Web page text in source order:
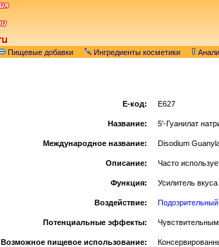
Пищевые добавки Ингредиенты косметики
E-код: E627
Название: 5'-Гуанилат
Международное название: Disodium
Описание: Часто
Функция: Усилитель вкуса
Воздействие: Подозрительный
Потенциальные эффекты:
Возможное пищевое использование: